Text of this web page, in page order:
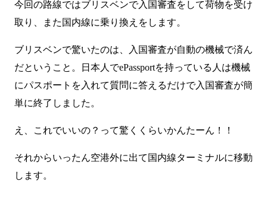
今回の路線ではブリスベンで入国審査をして荷物を受け
取り、また国内線に乗り換えをします。
ブリスベンで驚いたのは、入国審査が自動の機械で済ん
だということ。日本人でePassportを持っている人は機械
にパスポートを入れて質問に答えるだけで入国審査が簡
単に終了しました。
え、これでいいの？って驚くくらいかんたーん！！
それからいったん空港外に出て国内線ターミナルに移動
します。